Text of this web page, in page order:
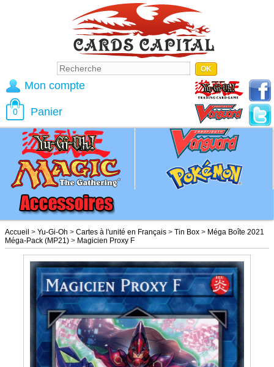
Accueil > Yu-Gi-Oh > Cartes à l'unité en Français > Tin Box > Méga Boîte 2021
Méga-Pack (MP21) > Magicien Proxy F
Mon compte
0 Panier